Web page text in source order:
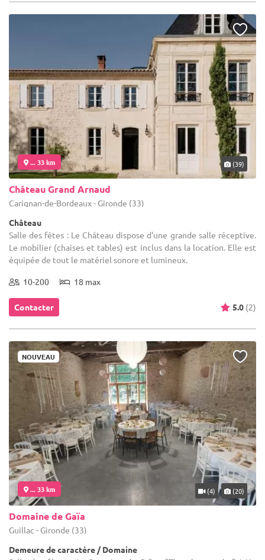
... 33 km (39)
Château Grand Arnaud
Carignan-de-Bordeaux - Gironde (33)
Château
Salle des fêtes : Le Château dispose d'une grande salle réceptive.
Le mobilier (chaises et tables) est inclus dans la location. Elle est
équipée de tout le matériel sonore et lumineux.
10-200 18 max
Contacter 5.0 (2)
NOUVEAU
... 33 km (4) (20)
Domaine de Gaïa
Guillac - Gironde (33)
Demeure de caractère / Domaine